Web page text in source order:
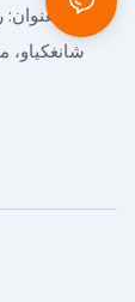
شانغكياو،